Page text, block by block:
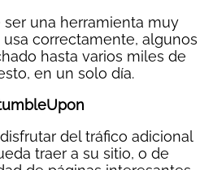
una herramienta muy
correctamente, algunos
hasta varios miles de
en un solo día.
del tráfico adicional
traer a su sitio, o de